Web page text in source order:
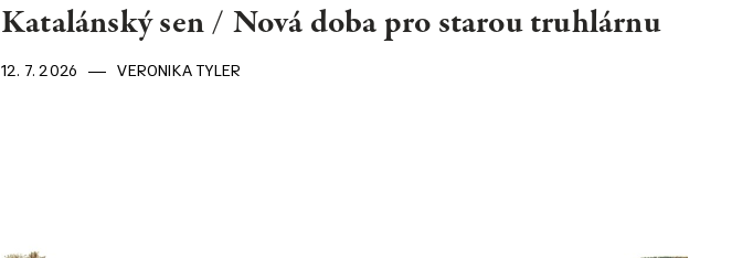
Katalánský sen / Nová doba pro starou truhlárnu
12. 7. 2026 VERONIKA TYLER